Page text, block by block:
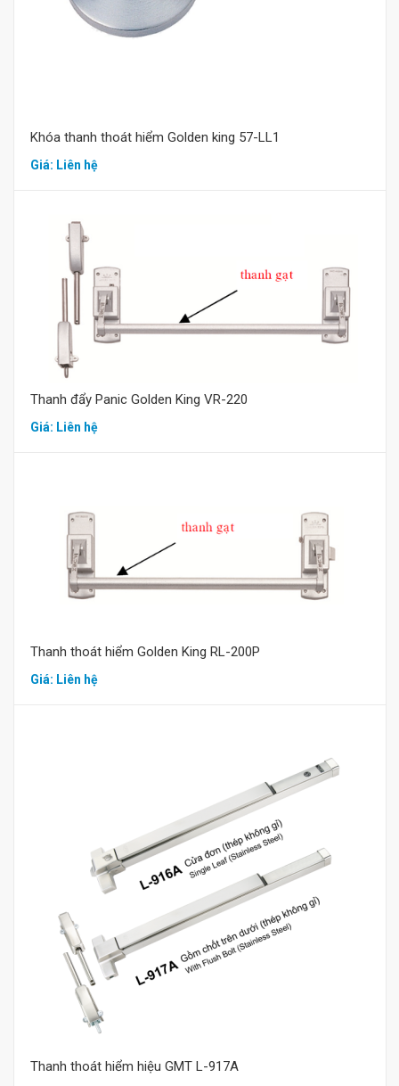
Khóa thanh thoát hiểm Golden king 57-LL1
Giá: Liên hệ
Mua hàng
Thanh đẩy Panic Golden King VR-220
Giá: Liên hệ
Mua hàng
Thanh thoát hiểm Golden King RL-200P
Giá: Liên hệ
Mua hàng
Thanh thoát hiểm hiệu GMT L-917A